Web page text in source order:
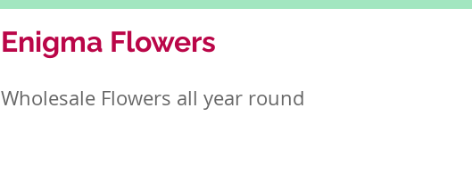
Enigma Flowers
Wholesale Flowers all year round